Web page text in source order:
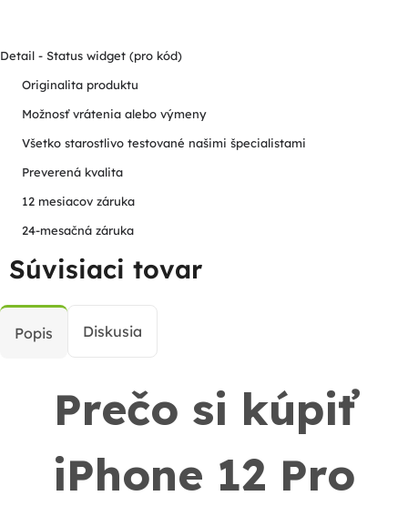
Detail - Status widget (pro kód)
Originalita produktu
Možnosť vrátenia alebo výmeny
Všetko starostlivo testované našimi špecialistami
Preverená kvalita
12 mesiacov záruka
24-mesačná záruka
Súvisiaci tovar
Popis Diskusia
Prečo si kúpiť
iPhone 12 Pro